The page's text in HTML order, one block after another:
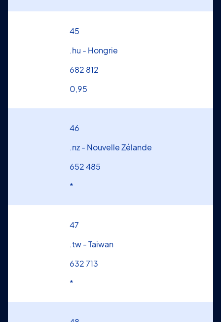
45
.hu - Hongrie
682 812
0,95
46
.nz - Nouvelle Zélande
652 485
*
47
.tw - Taiwan
632 713
*